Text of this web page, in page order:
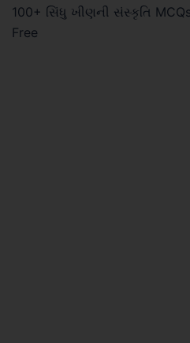
100+ સિંધુ ખીણની સંસ્કૃતિ
Free